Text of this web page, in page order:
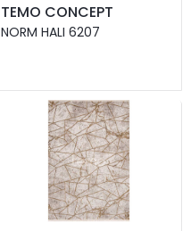
TEMO CONCEPT
NORM HALI 6207